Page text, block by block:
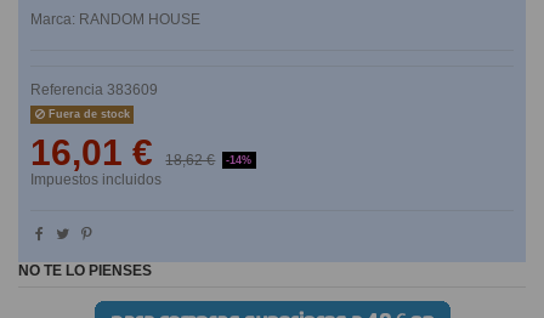
Marca: RANDOM HOUSE
Referencia 383609
Fuera de stock
16,01 € 18,62 € -14%
Impuestos incluidos
NO TE LO PIENSES